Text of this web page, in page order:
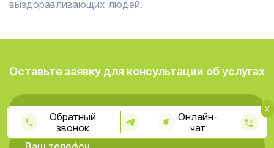
выздоравливающих людей.
Оставьте заявку для консультации об услугах
Обратный
звонок
Онлайн-
чат